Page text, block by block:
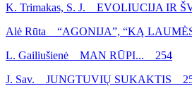
K. Trimakas, S. J. EVOLIUCIJA IR
Alė Rūta “AGONIJA”, “KĄ
L. Gailiušienė MAN RŪPI... 254
J. Sav. JUNGTUVIŲ SUKAKTIS